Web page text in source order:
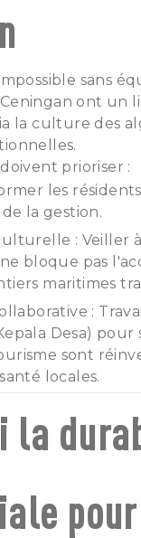
sans
ont un
la culture des
prioriser :
les
la gestion.
: Veiller
bloque pas
maritimes
:
Desa) pour
sont
locales.
la